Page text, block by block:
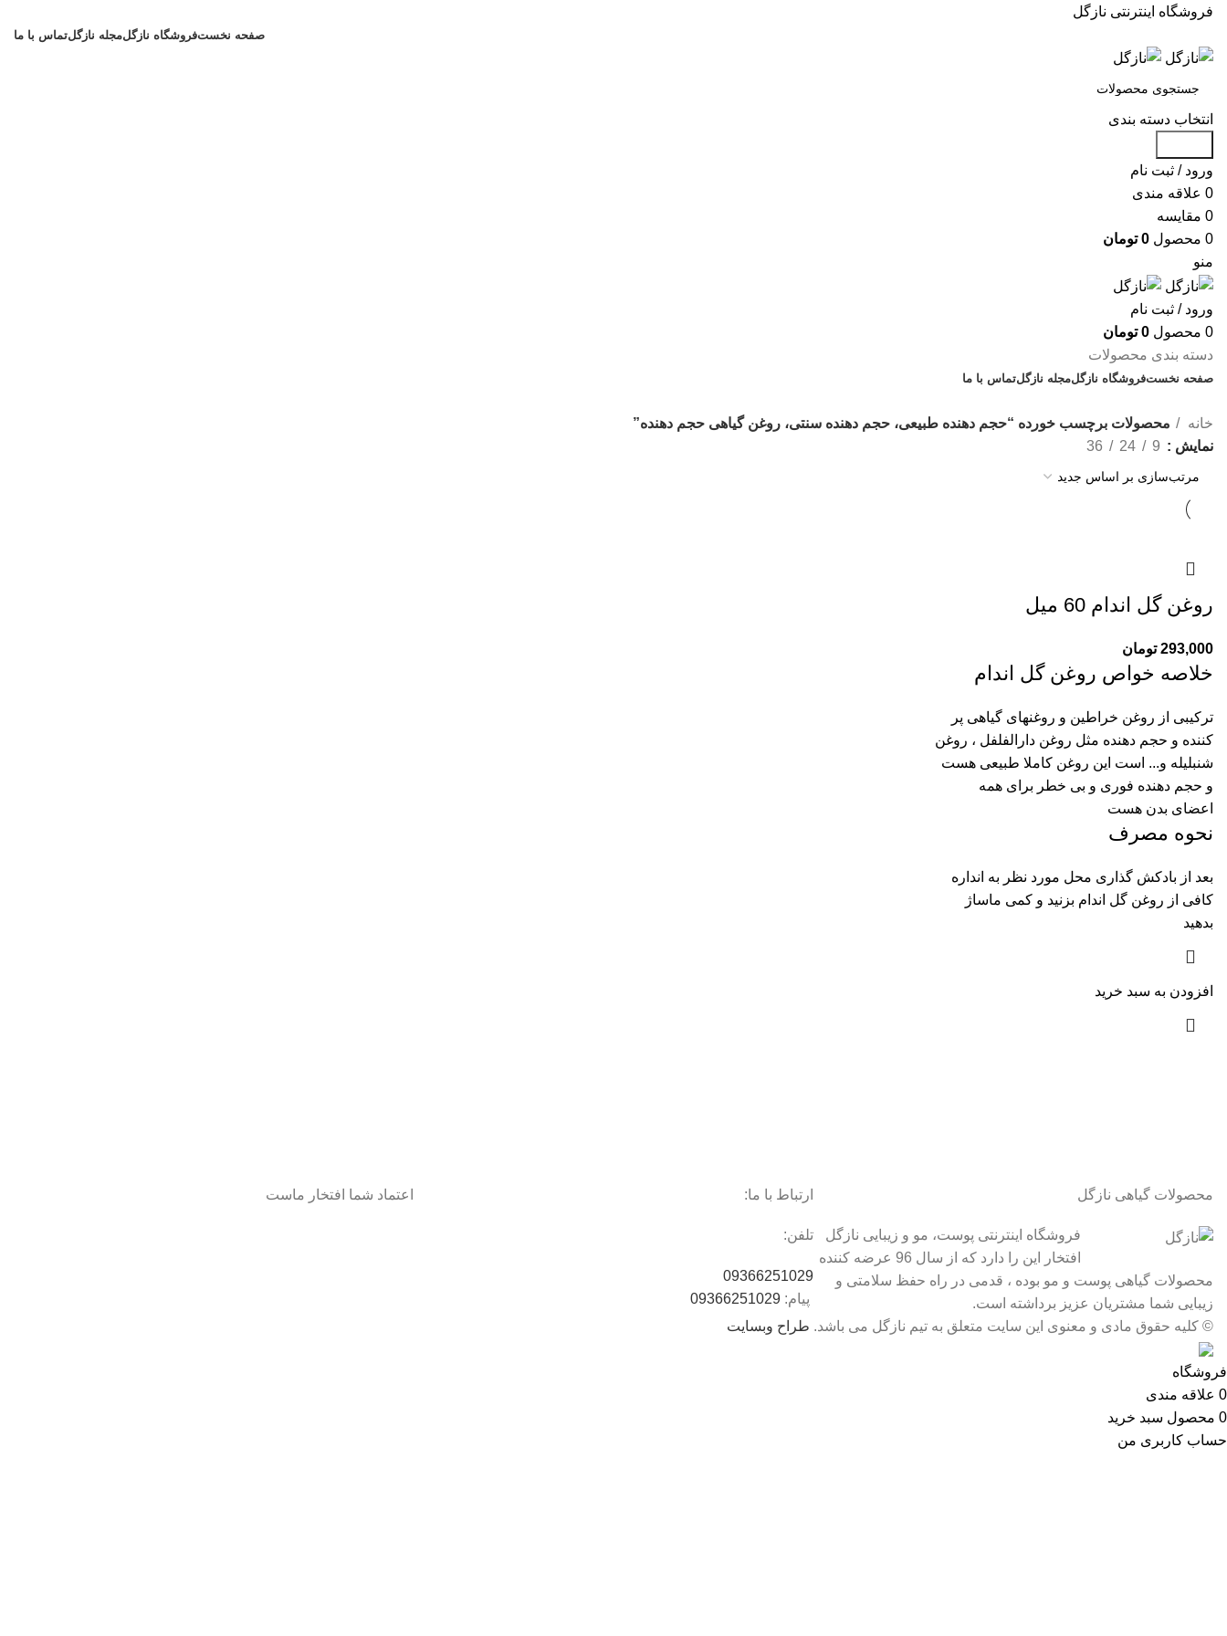
فروشگاه اینترنتی نازگل
صفحه نخستفروشگاه نازگلمجله نازگلتماس با ما
انتخاب دسته بندی
ورود / ثبت نام
0 علاقه مندی
0 مقایسه
0 محصول 0 تومان
منو
ورود / ثبت نام
0 محصول 0 تومان
دسته بندی محصولات
صفحه نخستفروشگاه نازگلمجله نازگلتماس با ما
خانه
محصولات برچسب خورده “حجم دهنده طبیعی، حجم دهنده سنتی، روغن گیاهی حجم دهنده”
نمایش
9
24
36
روغن گل اندام 60 میل
293,000 تومان
خلاصه خواص روغن گل اندام
ترکیبی از روغن خراطین و روغنهای گیاهی پر
کننده و حجم دهنده مثل روغن دارالفلفل ، روغن
شنبلیله و... است این روغن کاملا طبیعی هست
و حجم دهنده فوری و بی خطر برای همه
اعضای بدن هست
نحوه مصرف
بعد از بادکش گذاری محل مورد نظر به انداره
کافی از روغن گل اندام بزنید و کمی ماساژ
بدهید
افزودن به سبد خرید
محصولات گیاهی نازگل
فروشگاه اینترنتی پوست، مو و زیبایی نازگل
افتخار این را دارد که از سال 96 عرضه کننده
محصولات گیاهی پوست و مو بوده ، قدمی در راه حفظ سلامتی و
زیبایی شما مشتریان عزیز برداشته است.
ارتباط با ما:
تلفن:
09366251029
پیام: 09366251029
اعتماد شما افتخار ماست
© کلیه حقوق مادی و معنوی این سایت متعلق به تیم نازگل می باشد. طراح وبسایت
فروشگاه
0 علاقه مندی
0 محصول سبد خرید
حساب کاربری من